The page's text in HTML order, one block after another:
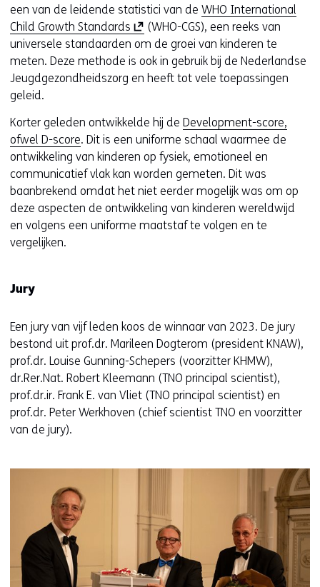
een van de leidende statistici van de WHO International
Child Growth Standards (
o
p
e
i
n
n
e
u
w
e
r
)
(
v
e
i
a
(WHO-CGS), een reeks van
universele standaarden om de groei van kinderen te
meten. Deze methode is ook in gebruik bij de Nederlandse
Jeugdgezondheidszorg en heeft tot vele toepassingen
geleid.
Korter geleden ontwikkelde hij de Development-score,
ofwel D-score. Dit is een uniforme schaal waarmee de
ontwikkeling van kinderen op fysiek, emotioneel en
communicatief vlak kan worden gemeten. Dit was
baanbrekend omdat het niet eerder mogelijk was om op
deze aspecten de ontwikkeling van kinderen wereldwijd
en volgens een uniforme maatstaf te volgen en te
vergelijken.
Jury
Een jury van vijf leden koos de winnaar van 2023. De jury
bestond uit prof.dr. Marileen Dogterom (president KNAW),
prof.dr. Louise Gunning-Schepers (voorzitter KHMW),
dr.Rer.Nat. Robert Kleemann (TNO principal scientist),
prof.dr.ir. Frank E. van Vliet (TNO principal scientist) en
prof.dr. Peter Werkhoven (chief scientist TNO en voorzitter
van de jury).